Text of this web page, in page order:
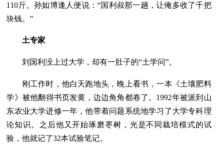
110斤。孙如博逢人便说：“国利叔那一趟，让俺多收了千把
块钱。”
土专家
刘国利没上过大学，却有一肚子的“土学问”。
刚工作时，他白天跑地头，晚上看书，一本《土壤肥料
学》被他翻得书页发黄，边边角角都卷了。1992年被派到山
东农业大学进修一年，他带着问题系统地学习了大学专科理
论知识。之后他又开始琢磨枣树，光是不同栽培模式的试
验，他就记了32本试验笔记。